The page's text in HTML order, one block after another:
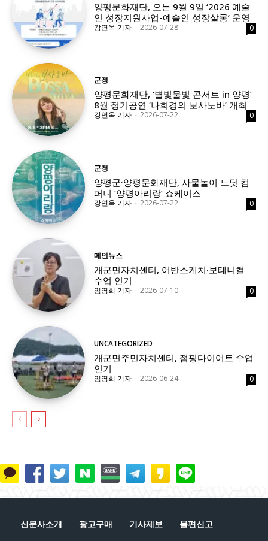
양평문화재단, 오는 9월 9일 ‘2026 예술
인 성장지원사업-예술인 성장살롱’ 운영
강연옥 기자 - 2026-07-28 0
군정
양평문화재단, ‘별빛물빛 콘서트 in 양평’
8월 정기공연 ‘나희경의 보사노바’ 개최
강연옥 기자 - 2026-07-22 0
군정
양평군·양평문화재단, 사물놀이 느닷 컴
퍼니 ‘양평아리랑’ 쇼케이스
강연옥 기자 - 2026-07-22 0
메인뉴스
개군면자치센터, 어반스케치·보테니컬
수업 인기
임영희 기자 - 2026-07-10 0
UNCATEGORIZED
개군면주민자치센터, 점핑다이어트 수업
인기
임영희 기자 - 2026-06-24 0
신문사소개 광고구매 기사제보 불편신고